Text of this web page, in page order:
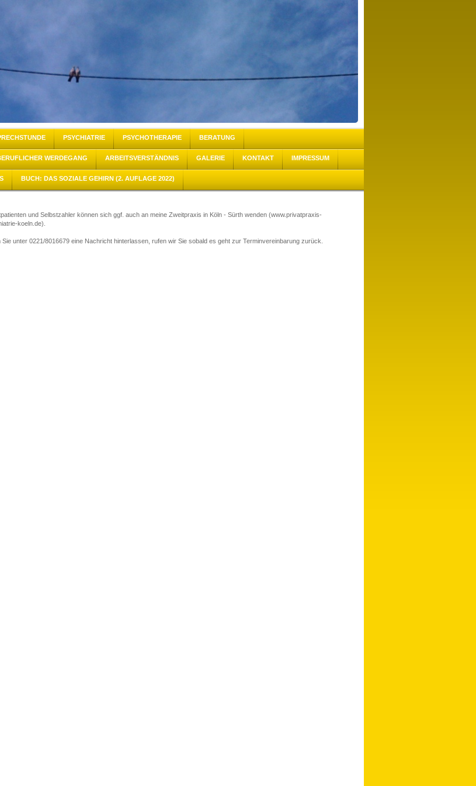
PSYCHIATRIE PSYCHOTHERAPIE BERATUNG
WERDEGANG ARBEITSVERSTÄNDNIS GALERIE KONTAKT IMPRESSUM
BUCH: DAS SOZIALE GEHIRN (2. AUFLAGE 2022)
und Selbstzahler können sich ggf. auch an meine Zweitpraxis in Köln - Sürth wenden (www.privatpraxis-
koeln.de).
Sie unter 0221/8016679 eine Nachricht hinterlassen, rufen wir Sie sobald es geht zur Terminvereinbarung zurück.